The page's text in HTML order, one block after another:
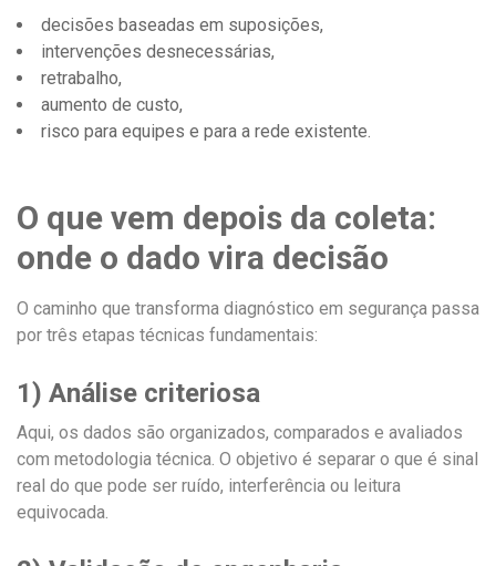
decisões baseadas em suposições,
intervenções desnecessárias,
retrabalho,
aumento de custo,
risco para equipes e para a rede existente.
O que vem depois da coleta:
onde o dado vira decisão
O caminho que transforma diagnóstico em segurança passa
por três etapas técnicas fundamentais:
1) Análise criteriosa
Aqui, os dados são organizados, comparados e avaliados
com metodologia técnica. O objetivo é separar o que é sinal
real do que pode ser ruído, interferência ou leitura
equivocada.